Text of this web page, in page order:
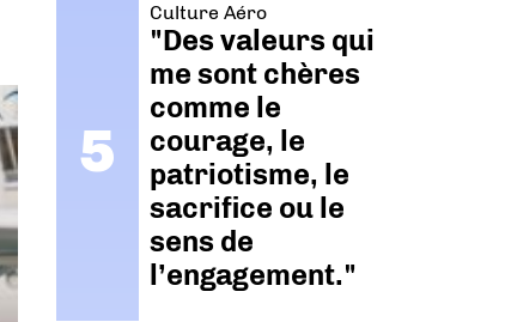
Culture Aéro
"Des valeurs qui
me sont chères
comme le
courage, le
patriotisme, le
sacrifice ou le
sens de
l’engagement."